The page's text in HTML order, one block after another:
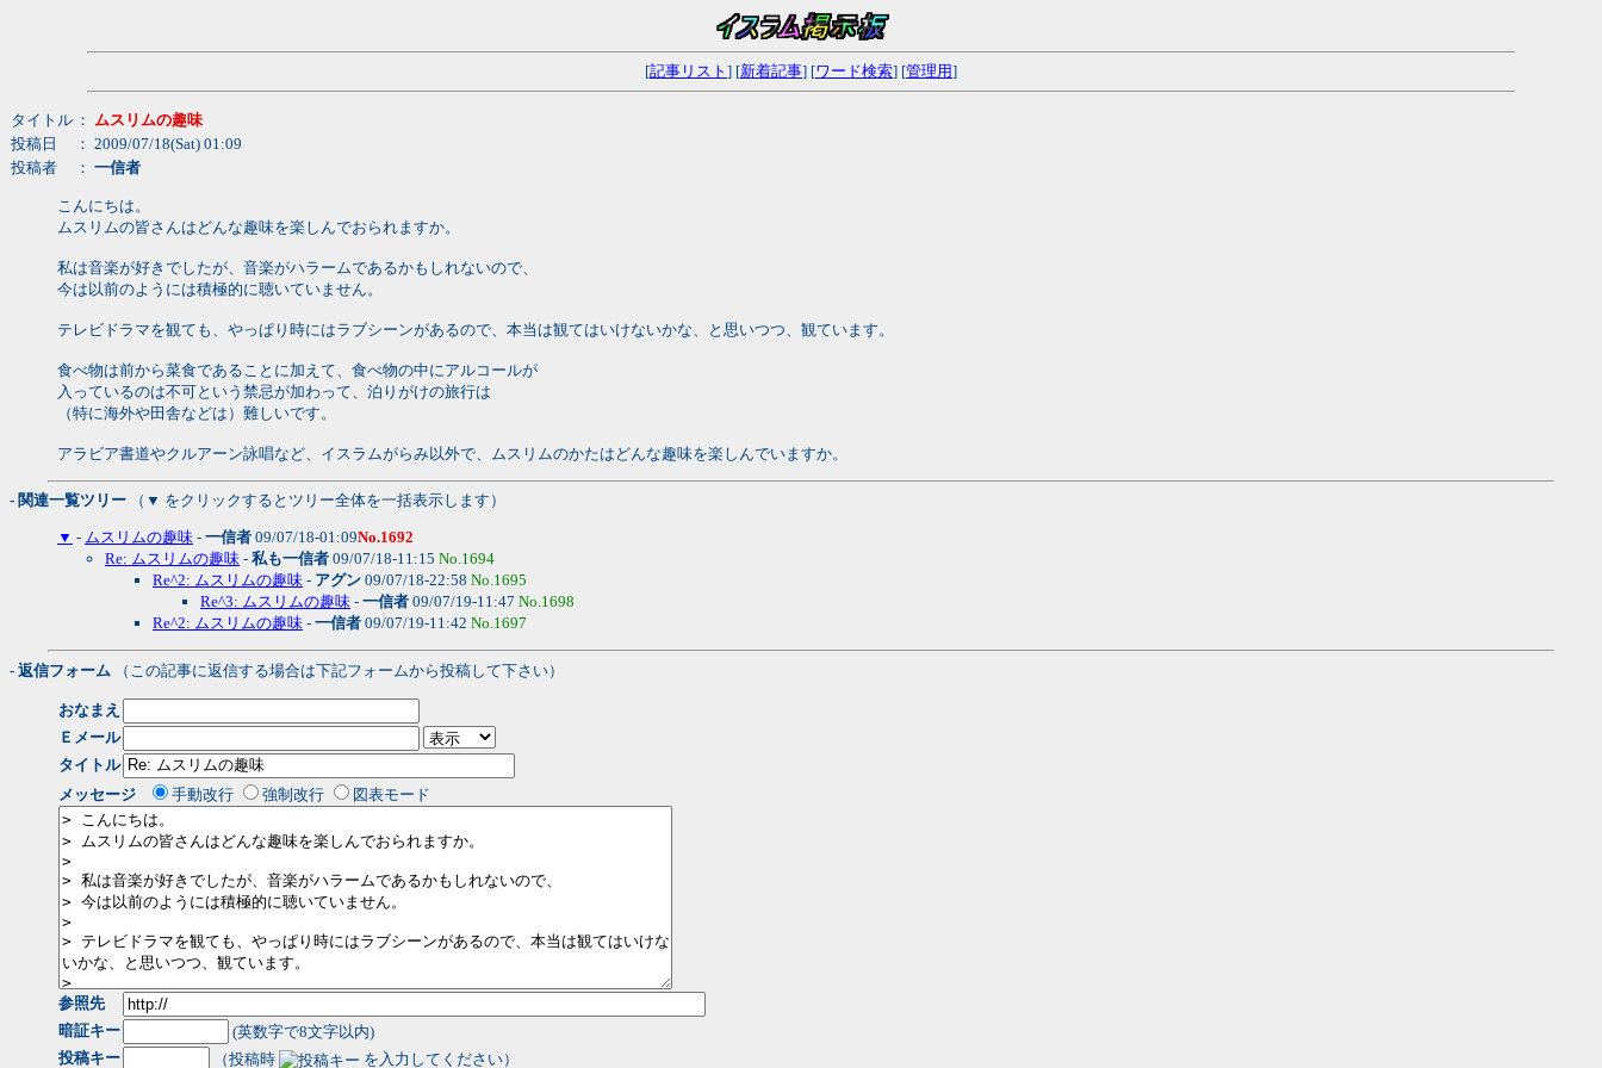
[記事リスト ] [新着記事] [ワード検索] [管理用]
タイトル ： ムスリムの趣味
投稿日
： 2009/07/18(Sat) 01:09
投稿者
： 一信者
こんにちは。
ムスリムの皆さんはどんな趣味を楽しんでおられますか。
私は音楽が好きでしたが、音楽がハラームであるかもしれないので、
今は以前のようには積極的に聴いていません。
テレビドラマを観ても、やっぱり時にはラブシーンがあるので、本当は観てはいけないかな、と思いつつ、観ています。
食べ物は前から菜食であることに加えて、食べ物の中にアルコールが
入っているのは不可という禁忌が加わって、泊りがけの旅行は
（特に海外や田舎などは）難しいです。
アラビア書道やクルアーン詠唱など、イスラムがらみ以外で、ムスリムのかたはどんな趣味を楽しんでいますか。
- 関連一覧ツリー （▼ をクリックするとツリー全体を一括表示します）
▼ - ムスリムの趣味 - 一信者 09/07/18-01:09No.1692
Re: ムスリムの趣味 - 私も一信者 09/07/18-11:15 No.1694
Re^2: ムスリムの趣味 - アグン 09/07/18-22:58 No.1695
Re^3: ムスリムの趣味 - 一信者 09/07/19-11:47 No.1698
Re^2: ムスリムの趣味 - 一信者 09/07/19-11:42 No.1697
- 返信フォーム （この記事に返信する場合は下記フォームから投稿して下さい）
おなまえ
Ｅメール
タイトル
メッセージ
手動改行 強制改行 図表モード
参照先
暗証キー
(英数字で8文字以内)
投稿キー
（投稿時 を入力してください）